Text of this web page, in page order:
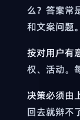
么？答案常
和文案问题。
按对用户有
权、活动。
决策必须由
回去就辩不